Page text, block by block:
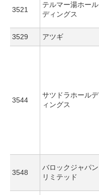
3521
テルマー湯ホール
ディングス
3529 アツギ
3544
サツドラホールデ
ィングス
3548
バロックジャパン
リミテッド